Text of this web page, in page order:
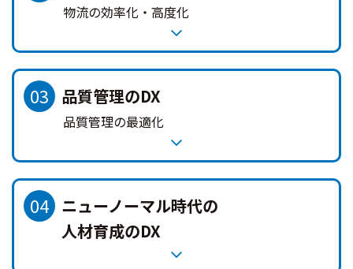
物流の効率化・高度化
03 品質管理のDX
品質管理の最適化
04 ニューノーマル時代の
人材育成のDX